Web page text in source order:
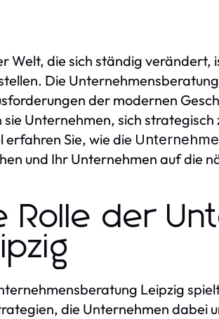
Welt, die sich ständig verändert,
Die
der modernen
sie Unternehmen, sich
erfahren Sie, wie die
und Ihr Unternehmen auf die
Rolle der
Leipzig
die Unternehmen dabei